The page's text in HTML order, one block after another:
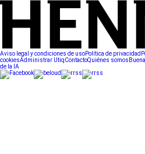
Aviso legal y condiciones de usoPolítica de privacidad
cookiesAdministrar UtiqContactoQuiénes somos
de la IA